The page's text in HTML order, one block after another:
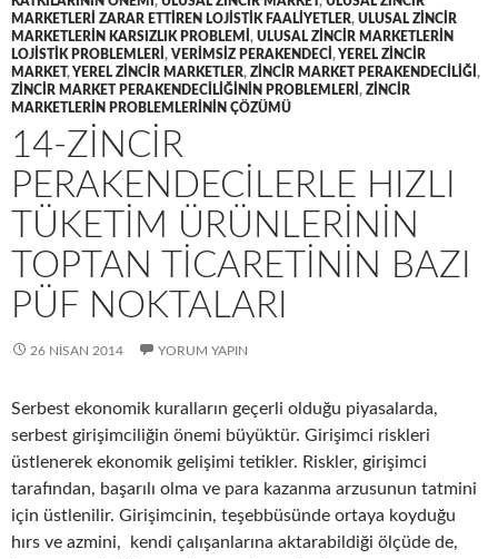
MARKETLERI ZARAR ETTIREN LOJISTIK FAALIYETLER, ULUSAL ZINCIR
MARKETLERIN KARSIZLIK PROBLEMI , ULUSAL ZINCIR MARKETLERIN
LOJISTIK PROBLEMLERI , VERIMSIZ PERAKENDECI ,YEREL ZINCIR
MARKET,YEREL ZINCIR MARKETLER, ZINCIR MARKET PERAKENDECILIĞI ,
ZINCIR MARKET PERAKENDECILIĞININ PROBLEMLERI , ZINCIR
MARKETLERIN PROBLEMLERININ ÇÖZÜMÜ
14-ZINCIR
PERAKENDECILERLE HIZLI
TÜKETIM ÜRÜNLERININ
TOPTAN TICARETININ BAZI
PÜF NOKTALARI
26 NISAN 2014 YORUM YAPIN
Serbest ekonomik kuralların geçerli olduğu piyasalarda,
serbest girişimciliğin önemi büyüktür. Girişimci riskleri
üstlenerek ekonomik gelişimi tetikler. Riskler, girişimci
tarafından, başarılı olma ve para kazanma arzusunun tatmini
için üstlenilir. Girişimcinin, teşebbüsünde ortaya koyduğu
hırs ve azmini, kendi çalışanlarına aktarabildiği ölçüde de,